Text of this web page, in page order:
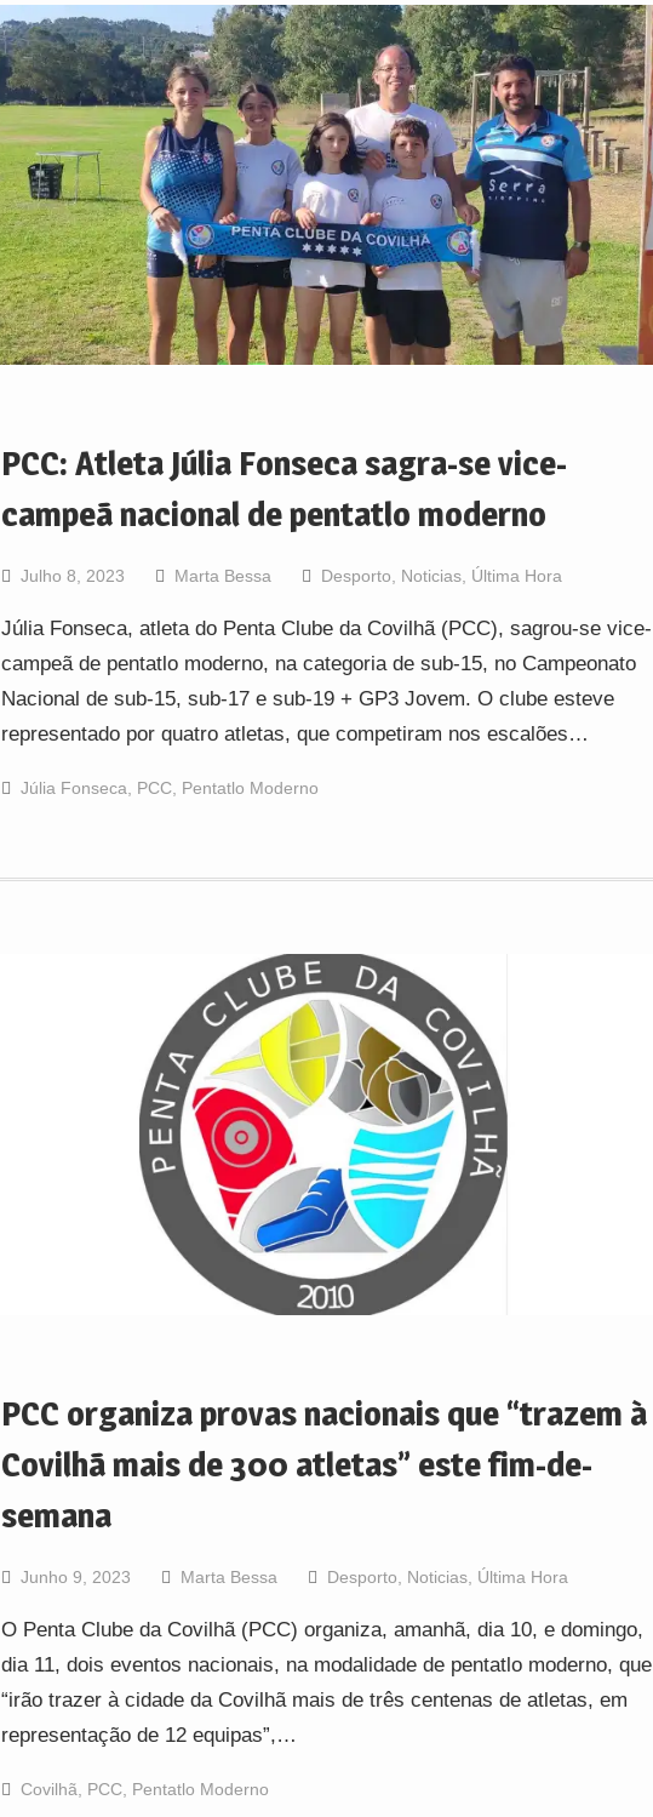
PCC: Atleta Júlia Fonseca sagra-se vice-
campeã nacional de pentatlo moderno
Julho 8, 2023 Marta Bessa Desporto Noticias, Última Hora
Júlia Fonseca, atleta do Penta Clube da Covilhã (PCC), sagrou-se vice-
campeã de pentatlo moderno, na categoria de sub-15, no Campeonato
Nacional de sub-15, sub-17 e sub-19 + GP3 Jovem. O clube esteve
representado por quatro atletas, que competiram nos escalões…
Júlia Fonseca PCC, Pentatlo Moderno
PCC organiza provas nacionais que “trazem à
Covilhã mais de 300 atletas” este fim-de-
semana
Junho 9, 2023 Marta Bessa Desporto Noticias, Última Hora
O Penta Clube da Covilhã (PCC) organiza, amanhã, dia 10, e domingo,
dia 11, dois eventos nacionais, na modalidade de pentatlo moderno, que
“irão trazer à cidade da Covilhã mais de três centenas de atletas, em
representação de 12 equipas”,…
Covilhã PCC, Pentatlo Moderno